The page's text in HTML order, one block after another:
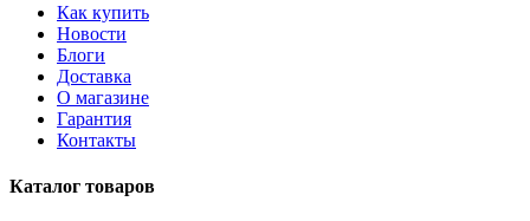
Как купить
Новости
Блоги
Доставка
О магазине
Гарантия
Контакты
Каталог товаров